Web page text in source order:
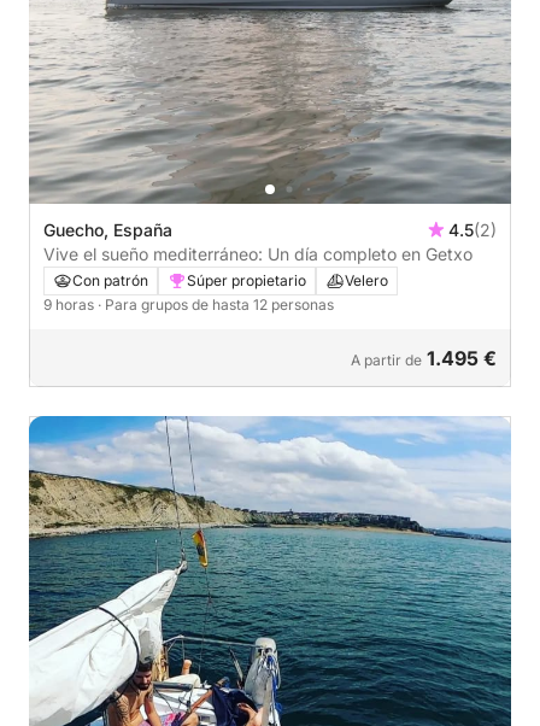
Guecho, España 4.5(2)
Vive el sueño mediterráneo: Un día completo en Getxo
Con patrón Súper propietario
Velero
9 horas · Para grupos de hasta 12 personas
A partir de 1.495 €